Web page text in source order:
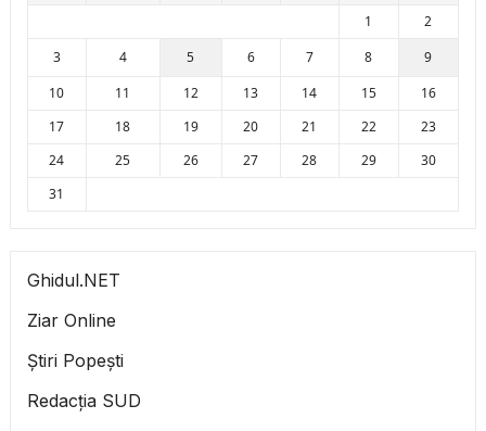
1
2
3
4 5 6 7 8
9
10
11 12 13 14 15
16
17
18 19 20 21 22
23
24
25 26 27 28 29
30
31
Ghidul.NET
Ziar Online
Știri Popești
Redacția SUD